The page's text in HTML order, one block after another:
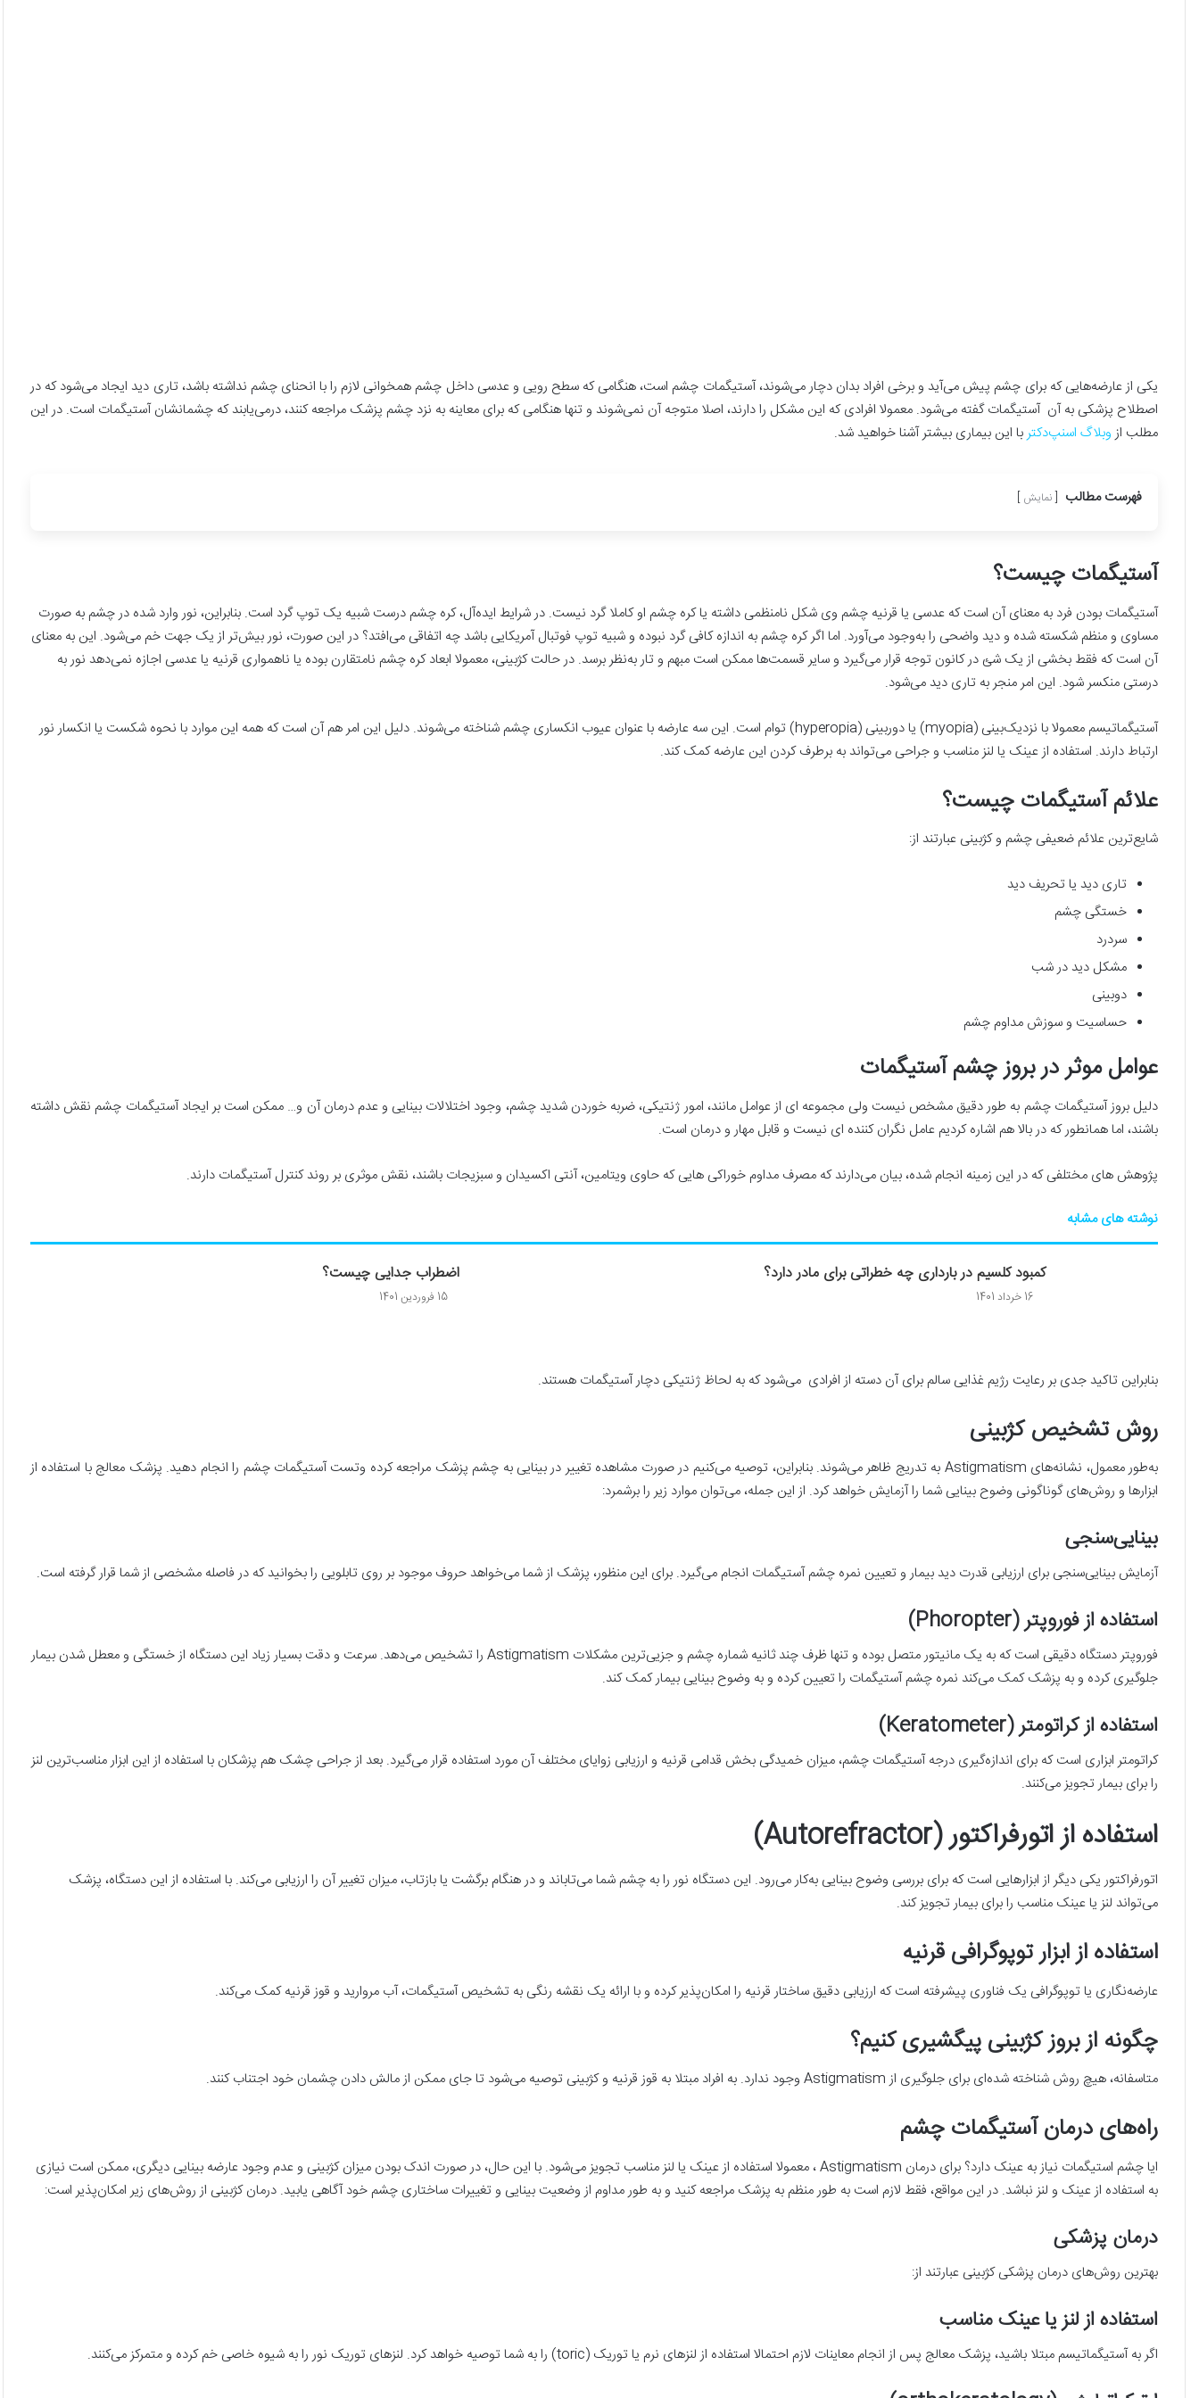
یکی از عارضه‌هایی که برای چشم پیش می‌آید و برخی افراد بدان دچار می‌شوند، آستیگمات چشم است، هنگامی که سطح رویی و عدسی داخل چشم همخوانی لازم را با انحنای چشم نداشته باشد، تاری دید ایجاد می‌شود که در
اصطلاح پزشکی به آن آستیگمات گفته می‌شود. معمولا افرادی که این مشکل را دارند، اصلا متوجه آن نمی‌شوند و تنها هنگامی که برای معاینه به نزد چشم پزشک مراجعه کنند، درمی‌یابند که چشمانشان آستیگمات است. در این
مطلب ازوبلاگ اسنپ‌دکتربا این بیماری بیشتر آشنا خواهید شد.
فهرست مطالب نمایش
آستیگمات چیست؟
آستیگمات بودن فرد به معنای آن است که عدسی یا قرنیه چشم وی شکل نامنظمی داشته یا کره چشم او کاملا گرد نیست. در شرایط ایده‌آل، کره چشم درست شبیه یک توپ گرد است. بنابراین، نور وارد شده در چشم به صورت
مساوی و منظم شکسته شده و دید واضحی را به‌وجود می‌آورد. اما اگر کره چشم به اندازه کافی گرد نبوده و شبیه توپ فوتبال آمریکایی باشد چه اتفاقی می‌افتد؟ در این صورت، نور بیش‌تر از یک جهت خم می‌شود. این به معنای
آن است که فقط بخشی از یک شئ در کانون توجه قرار می‌گیرد و سایر قسمت‌ها ممکن است مبهم و تار به‌نظر برسد. در حالت کژبینی، معمولا ابعاد کره چشم نامتقارن بوده یا ناهمواری قرنیه یا عدسی اجازه نمی‌دهد نور به
درستی منکسر شود. این امر منجر به تاری دید می‌شود.
آستیگماتیسم معمولا با نزدیک‌بینی (myopia) یا دوربینی (hyperopia) توام است. این سه عارضه با عنوان عیوب انکساری چشم شناخته می‌شوند. دلیل این امر هم آن است که همه این موارد با نحوه شکست یا انکسار نور
ارتباط دارند. استفاده از عینک یا لنز مناسب و جراحی می‌تواند به برطرف کردن این عارضه کمک کند.
علائم آستیگمات چیست؟
شایع‌ترین علائم ضعیفی چشم و کژبینی عبارتند از:
تاری دید یا تحریف دید
خستگی چشم
سردرد
مشکل دید در شب
دوبینی
حساسیت و سوزش مداوم چشم
عوامل موثر در بروز چشم آستیگمات
دلیل بروز آستیگمات چشم به طور دقیق مشخص نیست ولی مجموعه ای از عوامل مانند، امور ژنتیکی، ضربه خوردن شدید چشم، وجود اختلالات بینایی و عدم درمان آن و… ممکن است بر ایجاد آستیگمات چشم نقش داشته
باشند، اما همانطور که در بالا هم اشاره کردیم عامل نگران کننده ای نیست و قابل مهار و درمان است.
پژوهش های مختلفی که در این زمینه انجام شده، بیان می‌دارند که مصرف مداوم خوراکی هایی که حاوی ویتامین، آنتی اکسیدان و سبزیجات باشند، نقش موثری بر روند کنترل آستیگمات دارند.
نوشته های مشابه
کمبود کلسیم در بارداری چه خطراتی برای مادر دارد؟
16 خرداد 1401
اضطراب جدایی چیست؟
15 فروردین 1401
بنابراین تاکید جدی بر رعایت رژیم غذایی سالم برای آن دسته از افرادی می‌شود که به لحاظ ژنتیکی دچار آستیگمات هستند.
روش تشخیص کژبینی
به‌طور معمول، نشانه‌های Astigmatism به تدریج ظاهر می‌شوند. بنابراین، توصیه می‌کنیم در صورت مشاهده تغییر در بینایی به چشم پزشک مراجعه کرده وتست آستیگمات چشم را انجام دهید. پزشک معالج با استفاده از
ابزارها و روش‌های گوناگونی وضوح بینایی شما را آزمایش خواهد کرد. از این جمله، می‌توان موارد زیر را برشمرد:
بینایی‌سنجی
آزمایش بینایی‌سنجی برای ارزیابی قدرت دید بیمار و تعیین نمره چشم آستیگمات انجام می‌گیرد. برای این منظور، پزشک از شما می‌خواهد حروف موجود بر روی تابلویی را بخوانید که در فاصله مشخصی از شما قرار گرفته است.
استفاده از فوروپتر (Phoropter)
فوروپتر دستگاه دقیقی است که به یک مانیتور متصل بوده و تنها ظرف چند ثانیه شماره چشم و جزیی‌ترین مشکلات Astigmatism را تشخیص می‌دهد. سرعت و دقت بسیار زیاد این دستگاه از خستگی و معطل شدن بیمار
جلوگیری کرده و به پزشک کمک می‌کند نمره چشم آستیگمات را تعیین کرده و به وضوح بینایی بیمار کمک کند.
استفاده از کراتومتر (Keratometer)
کراتومتر ابزاری است که برای اندازه‌گیری درجه آستیگمات چشم، میزان خمیدگی بخش قدامی قرنیه و ارزیابی زوایای مختلف آن مورد استفاده قرار می‌گیرد. بعد از جراحی چشک هم پزشکان با استفاده از این ابزار مناسب‌ترین لنز
را برای بیمار تجویز می‌کنند.
استفاده از اتورفراکتور (Autorefractor)
اتورفراکتور یکی دیگر از ابزارهایی است که برای بررسی وضوح بینایی به‌کار می‌رود. این دستگاه نور را به چشم شما می‌تاباند و در هنگام برگشت یا بازتاب، میزان تغییر آن را ارزیابی می‌کند. با استفاده از این دستگاه، پزشک
می‌تواند لنز یا عینک مناسب را برای بیمار تجویز کند.
استفاده از ابزار توپوگرافی قرنیه
عارضه‌نگاری یا توپوگرافی یک فناوری پیشرفته است که ارزیابی دقیق ساختار قرنیه را امکان‌پذیر کرده و با ارائه یک نقشه رنگی به تشخیص آستیگمات، آب مروارید و قوز قرنیه کمک می‌کند.
چگونه از بروز کژبینی پیگشیری کنیم؟
متاسفانه، هیچ روش شناخته شده‌ای برای جلوگیری از Astigmatism وجود ندارد. به افراد مبتلا به قوز قرنیه و کژبینی توصیه می‌شود تا جای ممکن از مالش دادن چشمان خود اجتناب کنند.
راه‌های درمان آستیگمات چشم
ایا چشم استیگمات نیاز به عینک دارد؟ برای درمان Astigmatism ، معمولا استفاده از عینک یا لنز مناسب تجویز می‌شود. با این حال، در صورت اندک بودن میزان کژبینی و عدم وجود عارضه بینایی دیگری، ممکن است نیازی
به استفاده از عینک و لنز نباشد. در این مواقع، فقط لازم است به طور منظم به پزشک مراجعه کنید و به طور مداوم از وضعیت بینایی و تغییرات ساختاری چشم خود آگاهی یابید. درمان کژبینی از روش‌های زیر امکان‌پذیر است:
درمان پزشکی
بهترین روش‌های درمان پزشکی کژبینی عبارتند از:
استفاده از لنز یا عینک مناسب
اگر به آستیگماتیسم مبتلا باشید، پزشک معالج پس از انجام معاینات لازم احتمالا استفاده از لنزهای نرم یا توریک (toric) را به شما توصیه خواهد کرد. لنزهای توریک نور را به شیوه‌ خاصی خم کرده و متمرکز می‌کنند.